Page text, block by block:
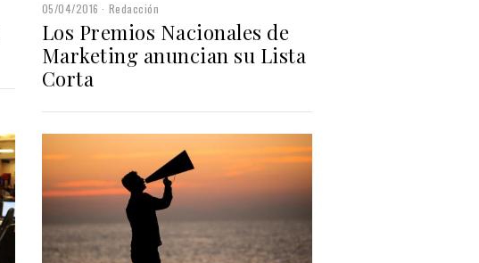
05/04/2016 Redacción
Los Premios Nacionales de
Marketing anuncian su Lista
Corta